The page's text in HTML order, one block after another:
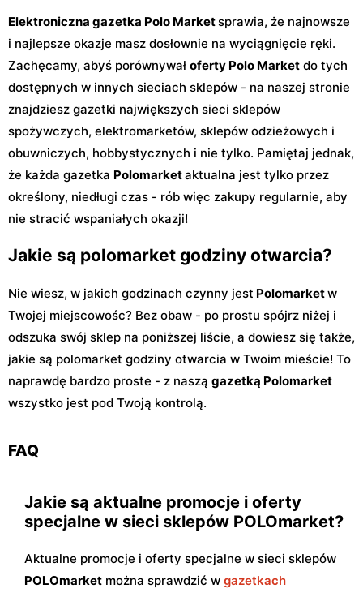
Elektroniczna gazetka Polo Market sprawia, że najnowsze
i najlepsze okazje masz dosłownie na wyciągnięcie ręki.
Zachęcamy, abyś porównywał oferty Polo Market do tych
dostępnych w innych sieciach sklepów - na naszej stronie
znajdziesz gazetki największych sieci sklepów
spożywczych, elektromarketów, sklepów odzieżowych i
obuwniczych, hobbystycznych i nie tylko. Pamiętaj jednak,
że każda gazetka Polomarketaktualna jest tylko przez
określony, niedługi czas - rób więc zakupy regularnie, aby
nie stracić wspaniałych okazji!
Jakie są polomarket godziny otwarcia?
Nie wiesz, w jakich godzinach czynny jest Polomarketw
Twojej miejscowośc? Bez obaw - po prostu spójrz niżej i
odszuka swój sklep na poniższej liście, a dowiesz się także,
jakie są polomarket godziny otwarcia w Twoim mieście! To
naprawdę bardzo proste - z naszą gazetką Polomarket
wszystko jest pod Twoją kontrolą.
FAQ
Jakie są aktualne promocje i oferty
specjalne w sieci sklepów POLOmarket?
Aktualne promocje i oferty specjalne w sieci sklepów
POLOmarket można sprawdzić w gazetkach